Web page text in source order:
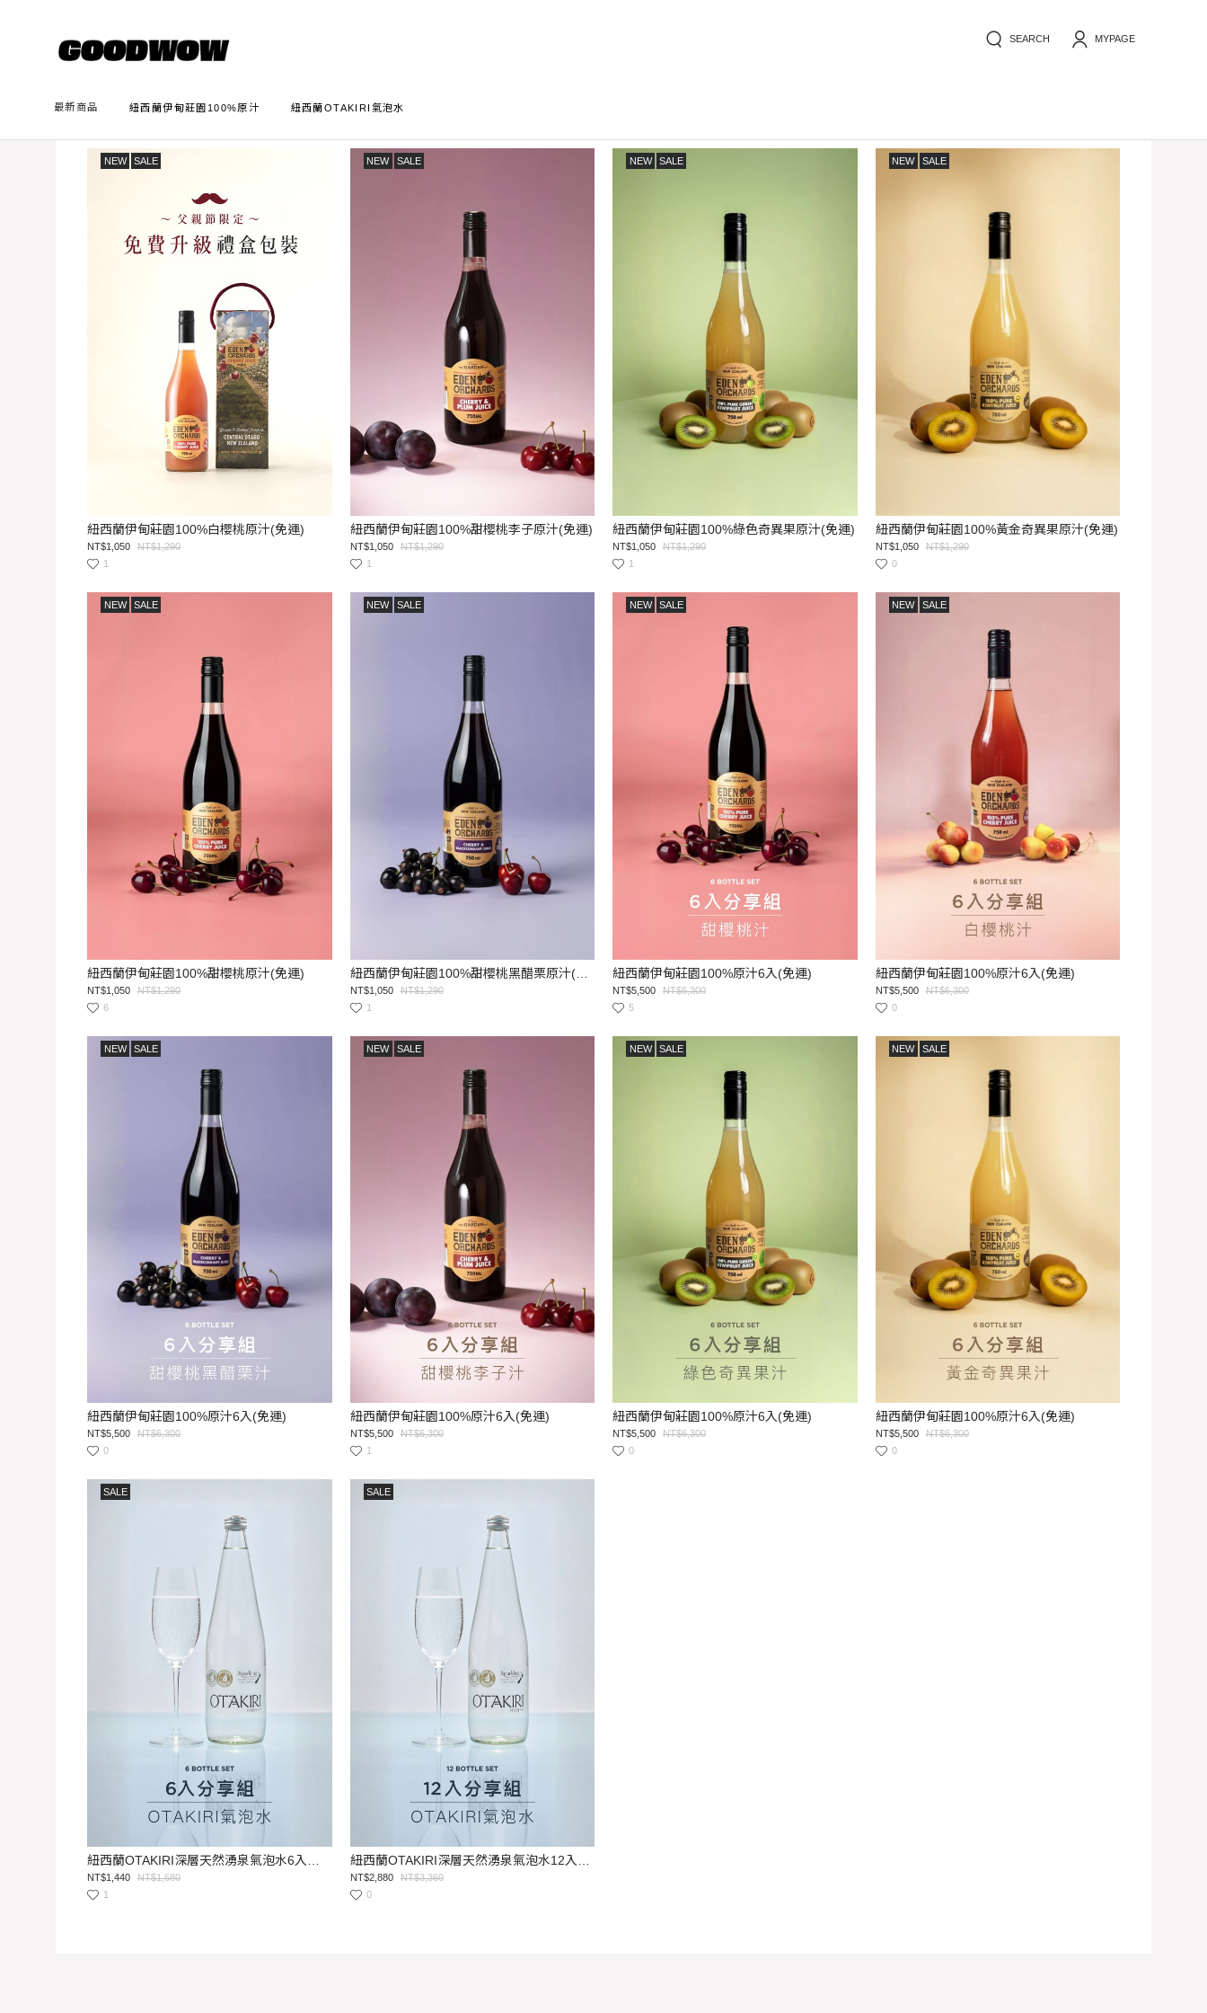
SEARCH MYPAGE
最新商品 紐西蘭伊甸莊園100%原汁 紐西蘭OTAKIRI氣泡水
Home Recent Products
NEW SALE
紐西蘭伊甸莊園100%白櫻桃原汁(免運)
NT$1,050
NT$1,290
1
NEW SALE
紐西蘭伊甸莊園100%甜櫻桃李子原汁(免運)
NT$1,050
NT$1,290
1
NEW SALE
紐西蘭伊甸莊園100%綠色奇異果原汁(免運)
NT$1,050
NT$1,290
1
NEW SALE
紐西蘭伊甸莊園100%黃金奇異果原汁(免運)
NT$1,050
NT$1,290
0
NEW SALE
紐西蘭伊甸莊園100%甜櫻桃原汁(免運)
NT$1,050
NT$1,290
6
NEW SALE
紐西蘭伊甸莊園100%甜櫻桃黑醋栗原汁(免運)
NT$1,050
NT$1,290
1
NEW SALE
紐西蘭伊甸莊園100%原汁6入(免運)
NT$5,500
NT$6,300
5
NEW SALE
紐西蘭伊甸莊園100%原汁6入(免運)
NT$5,500
NT$6,300
0
NEW SALE
紐西蘭伊甸莊園100%原汁6入(免運)
NT$5,500
NT$6,300
0
NEW SALE
紐西蘭伊甸莊園100%原汁6入(免運)
NT$5,500
NT$6,300
1
NEW SALE
紐西蘭伊甸莊園100%原汁6入(免運)
NT$5,500
NT$6,300
0
NEW SALE
紐西蘭伊甸莊園100%原汁6入(免運)
NT$5,500
NT$6,300
0
SALE
NT$1,440
NT$1,680
1
SALE
NT$2,880
NT$3,360
0